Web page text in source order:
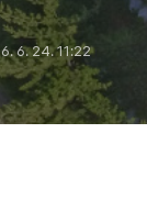
6. 24. 11:22